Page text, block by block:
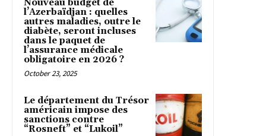
Nouveau budget de
l’Azerbaïdjan : quelles
autres maladies, outre le
diabète, seront incluses
dans le paquet de
l’assurance médicale
obligatoire en 2026 ?
October 23, 2025
Le département du Trésor
américain impose des
sanctions contre
“Rosneft” et “Lukoil”